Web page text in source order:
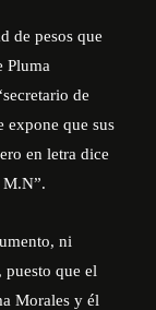
de pesos que
Pluma
de
expone que sus
en letra dice
M.N”.
ni
puesto que el
Morales y él